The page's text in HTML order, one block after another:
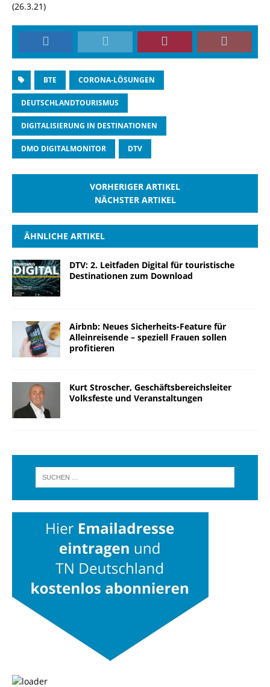
(26.3.21)
BTE CORONA-LÖSUNGEN
DEUTSCHLANDTOURISMUS
DIGITALISIERUNG IN DESTINATIONEN
DMO DIGITALMONITOR DTV
VORHERIGER ARTIKEL
NÄCHSTER ARTIKEL
ÄHNLICHE ARTIKEL
DTV: 2. Leitfaden Digital für touristische
Destinationen zum Download
Airbnb: Neues Sicherheits-Feature für
Alleinreisende – speziell Frauen sollen
profitieren
Kurt Stroscher, Geschäftsbereichsleiter
Volksfeste und Veranstaltungen